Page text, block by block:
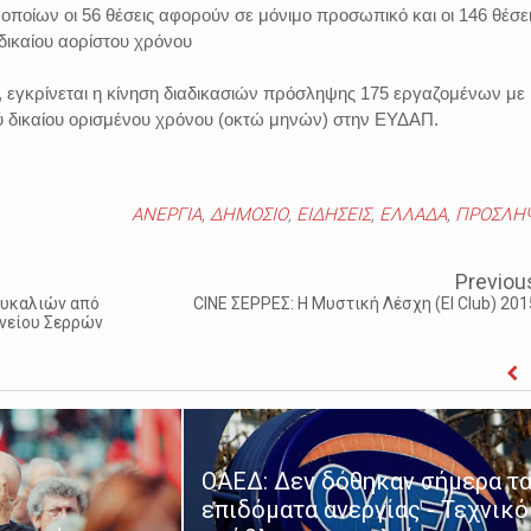
οι 56 θέσεις αφορούν σε μόνιμο προσωπικό και οι 146
αορίστου χρόνου
η κίνηση διαδικασιών πρόσληψης 175 εργαζομένων με
δικαίου ορισμένου χρόνου (οκτώ μηνών) στην ΕΥΔΑΠ.
ΑΝΕΡΓΙΑ, ΔΗΜΟΣΙΟ, ΕΙΔΗΣΕΙΣ, ΕΛΛΑΔΑ,
από
Σερρών
CINE ΣΕΡΡΕΣ: Η Μυστική Λέσχη (El Club)
ΟΑΕΔ: Δεν δόθηκαν σήμερα τα
επιδόματα ανεργίας - Τεχνικό